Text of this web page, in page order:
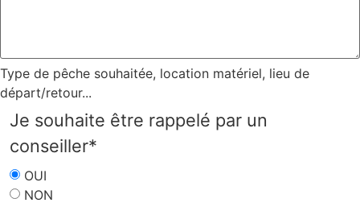
Type de pêche souhaitée, location matériel, lieu de
départ/retour...
Je souhaite être rappelé par un
conseiller*
OUI
NON